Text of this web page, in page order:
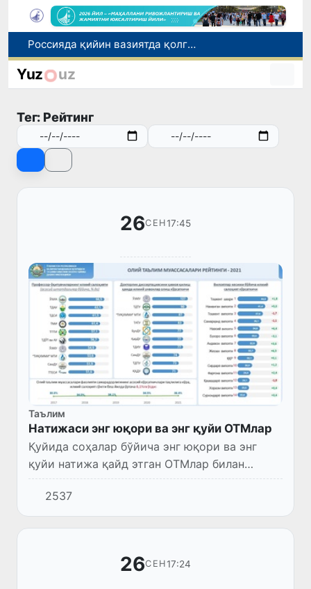
Россияда қийин вазиятда қолган юзлаб ўзбекистонликлар ортга қайтарилди
2030 йилгача хавфли чиқиндиларни қайта ишлаш даражаси 20 фоизга етказилади
Ўзбекистон илк бор Халқаро информатика олимпиадаси — IOI 2026га мезбонлик қилади
Yuz uz
Тег: Рейтинг
26СЕН17:45
Таълим
Натижаси энг юқори ва энг қуйи ОТМлар
Қуйида соҳалар бўйича энг юқори ва энг
қуйи натижа қайд этган ОТМлар билан
танишинг
2537
26СЕН17:24